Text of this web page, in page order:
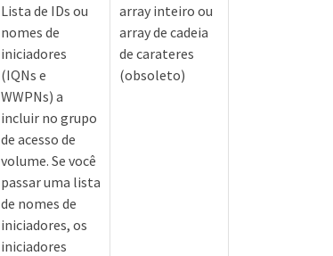
Lista de IDs ou
nomes de
iniciadores
(IQNs e
WWPNs) a
incluir no grupo
de acesso de
volume. Se você
passar uma lista
de nomes de
iniciadores, os
iniciadores
array inteiro ou
array de cadeia
de carateres
(obsoleto)